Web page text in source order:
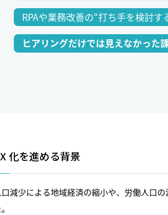
RPAや業務改善の“打ち手を検討
ヒアリングだけでは見えなかった
化を進める背景
減少による地域経済の縮小や、労働人口